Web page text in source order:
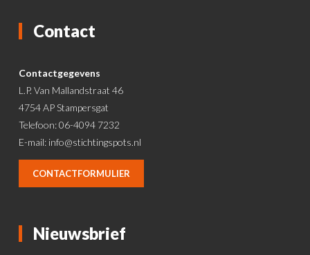
Contact
Contactgegevens
L.P. Van Mallandstraat 46
4754 AP Stampersgat
Telefoon: 06-4094 7232
E-mail: info@stichtingspots.nl
CONTACTFORMULIER
Nieuwsbrief